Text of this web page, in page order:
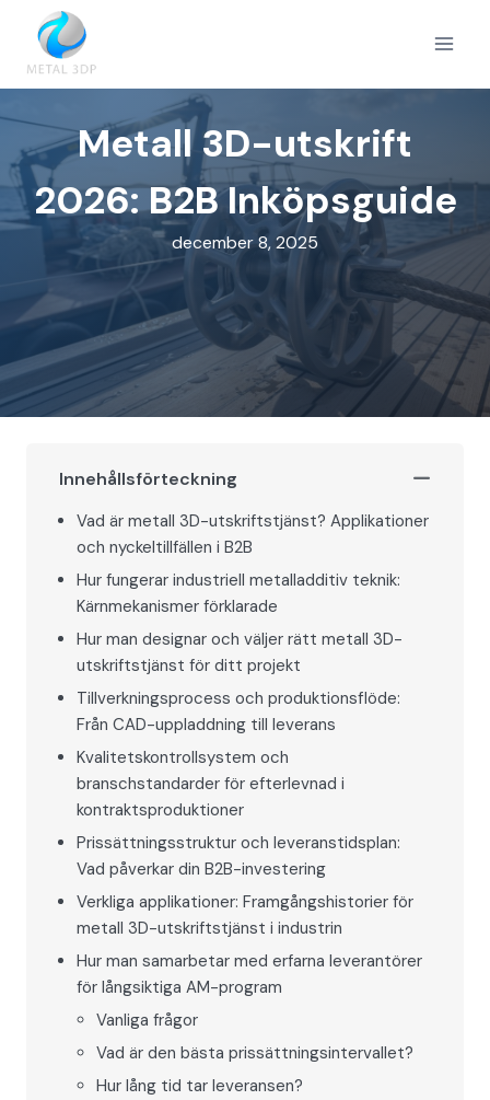
content
Metall 3D-utskrift
2026: B2B Inköpsguide
december 8, 2025
Innehållsförteckning
Vad är metall 3D-utskriftstjänst? Applikationer
och nyckeltillfällen i B2B
Hur fungerar industriell metalladditiv teknik:
Kärnmekanismer förklarade
Hur man designar och väljer rätt metall 3D-
utskriftstjänst för ditt projekt
Tillverkningsprocess och produktionsflöde:
Från CAD-uppladdning till leverans
Kvalitetskontrollsystem och
branschstandarder för efterlevnad i
kontraktsproduktioner
Prissättningsstruktur och leveranstidsplan:
Vad påverkar din B2B-investering
Verkliga applikationer: Framgångshistorier för
metall 3D-utskriftstjänst i industrin
Hur man samarbetar med erfarna leverantörer
för långsiktiga AM-program
Vanliga frågor
Vad är den bästa prissättningsintervallet?
Hur lång tid tar leveransen?